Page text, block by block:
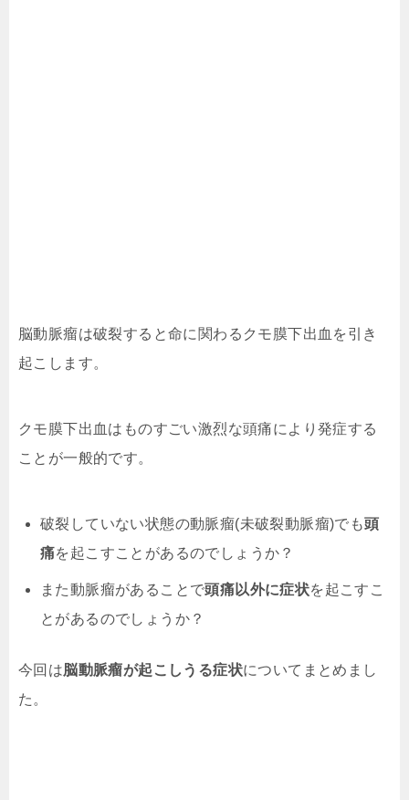
脳動脈瘤は破裂すると命に関わるクモ膜下出血を引き
起こします。
クモ膜下出血はものすごい激烈な頭痛により発症する
ことが一般的です。
破裂していない状態の動脈瘤(未破裂動脈瘤)でも頭
痛を起こすことがあるのでしょうか？
また動脈瘤があることで頭痛以外に症状を起こすこ
とがあるのでしょうか？
今回は脳動脈瘤が起こしうる症状についてまとめまし
た。